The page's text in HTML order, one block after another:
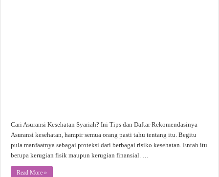
Cari Asuransi Kesehatan Syariah? Ini Tips dan Daftar Rekomendasinya
Asuransi kesehatan, hampir semua orang pasti tahu tentang itu. Begitu
pula manfaatnya sebagai proteksi dari berbagai risiko kesehatan. Entah itu
berupa kerugian fisik maupun kerugian finansial. …
Read More »